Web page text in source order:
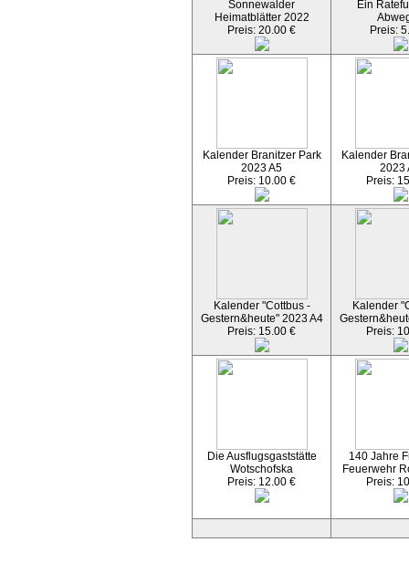
Sonnewalder
Heimatblätter 2022
Preis: 20.00 €
Ein
Preis:
Kalender Branitzer Park
2023 A5
Preis: 10.00 €
Kalender
2023
Preis:
Kalender "Cottbus -
Gestern&heute" 2023 A4
Preis: 15.00 €
Kalender
Preis:
Die Ausflugsgaststätte
Wotschofska
Preis: 12.00 €
140 Jahre
Feuerwehr
Preis: